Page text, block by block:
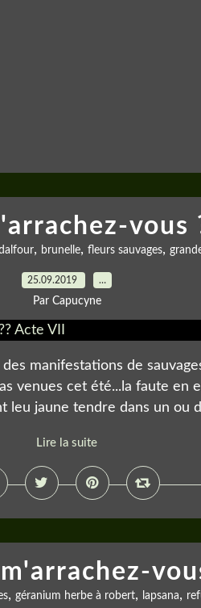
vous
, brunelle, fleurs sauvages,
25.09.2019 …
Par Capucyne
manifestations de
venues cet été...la faute en
leu jaune tendre dans un ou
Lire la suite
, géranium herbe à robert, lapsana,